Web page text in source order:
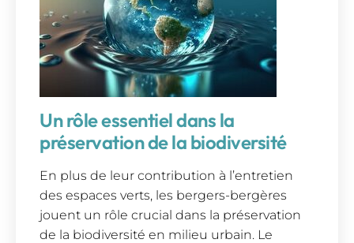
Un rôle essentiel dans la
préservation de la biodiversité
En plus de leur contribution à l’entretien
des espaces verts, les bergers-bergères
jouent un rôle crucial dans la préservation
de la biodiversité en milieu urbain. Le